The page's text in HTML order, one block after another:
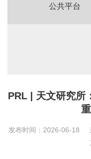
公共平台
PRL | 天文研究所
发布时间：2026-06-18